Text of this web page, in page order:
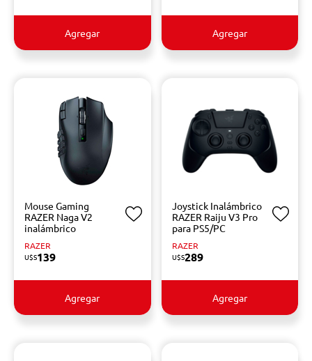
Agregar Agregar
Mouse Gaming
RAZER Naga V2
inalámbrico
RAZER
U$S139
Agregar
Joystick Inalámbrico
RAZER Raiju V3 Pro
para PS5/PC
RAZER
U$S289
Agregar